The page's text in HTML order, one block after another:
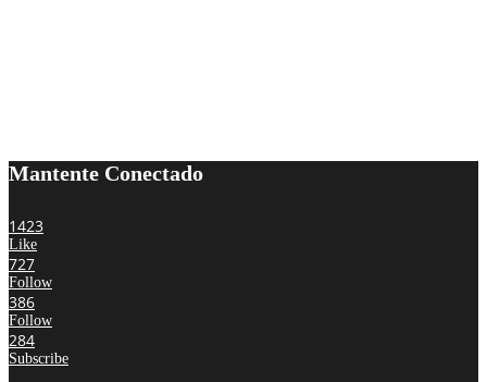
Mantente Conectado
1423
Like
727
Follow
386
Follow
284
Subscribe